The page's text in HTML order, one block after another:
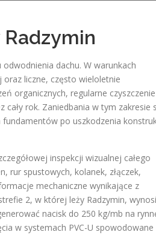
dachu. W warunkach
oraz liczne, często wieloletnie
organicznych, regularne czyszczenie
rok. Zaniedbania w tym zakresie
po uszkodzenia
inspekcji wizualnej całego
rur spustowych, kolanek, złączek,
mechaniczne wynikające z
2, w której leży Radzymin, wynosi
nacisk do 250 kg/mb na
w systemach PVC-U spowodowane